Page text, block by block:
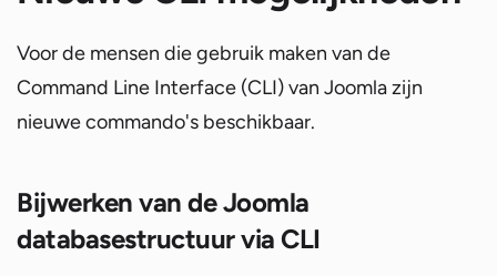
Voor de mensen die gebruik maken van de
Command Line Interface (CLI) van Joomla zijn
nieuwe commando's beschikbaar.
Bijwerken van de Joomla
databasestructuur via CLI